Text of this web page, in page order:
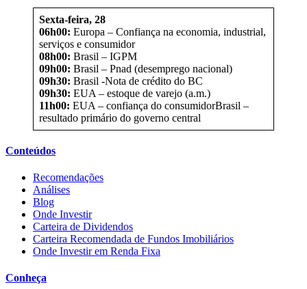
Sexta-feira, 28
06h00: Europa – Confiança na economia, industrial,
serviços e consumidor
08h00: Brasil – IGPM
09h00: Brasil – Pnad (desemprego nacional)
09h30: Brasil -Nota de crédito do BC
09h30: EUA – estoque de varejo (a.m.)
11h00: EUA – confiança do consumidorBrasil –
resultado primário do governo central
Conteúdos
Recomendações
Análises
Blog
Onde Investir
Carteira de Dividendos
Carteira Recomendada de Fundos Imobiliários
Onde Investir em Renda Fixa
Conheça